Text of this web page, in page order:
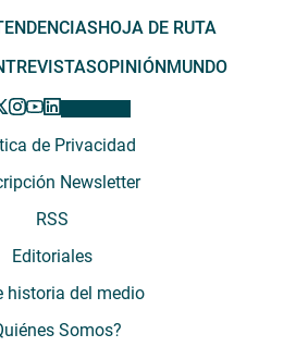
HOJA DE RUTA
OPINIÓNMUNDO
de Privacidad
Newsletter
RSS
Editoriales
historia del medio
Somos?